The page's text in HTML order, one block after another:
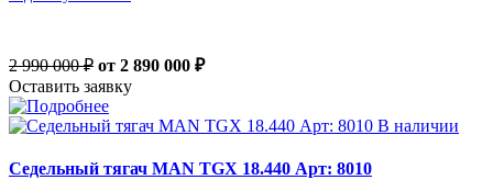
2 990 000 ₽ от 2 890 000 ₽
Оставить заявку
В наличии
Седельный тягач MAN TGХ 18.440 Арт: 8010